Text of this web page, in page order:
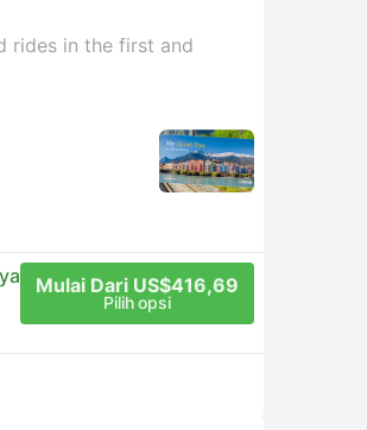
rides in the first and
Mulai Dari US$416,69
Pilih opsi